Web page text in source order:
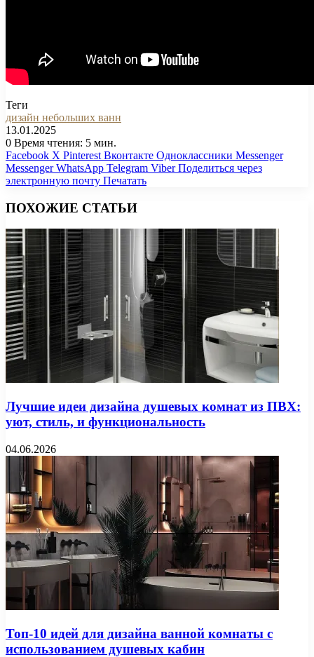
Теги
дизайн небольших ванн
13.01.2025
0 Время чтения: 5 мин.
Facebook X Pinterest Вконтакте Одноклассники Messenger
Messenger WhatsApp Telegram Viber Поделиться через
электронную почту Печатать
ПОХОЖИЕ СТАТЬИ
Лучшие идеи дизайна душевых комнат из ПВХ:
уют, стиль, и функциональность
04.06.2026
Топ-10 идей для дизайна ванной комнаты с
использованием душевых кабин